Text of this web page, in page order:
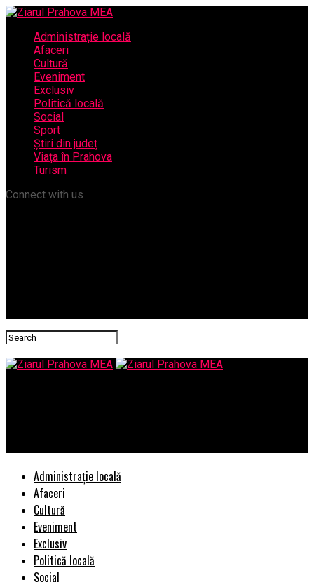
Administrație locală
Afaceri
Cultură
Eveniment
Exclusiv
Politică locală
Social
Sport
Știri din județ
Viața în Prahova
Turism
Connect with us
Administrație locală
Afaceri
Cultură
Eveniment
Exclusiv
Politică locală
Social